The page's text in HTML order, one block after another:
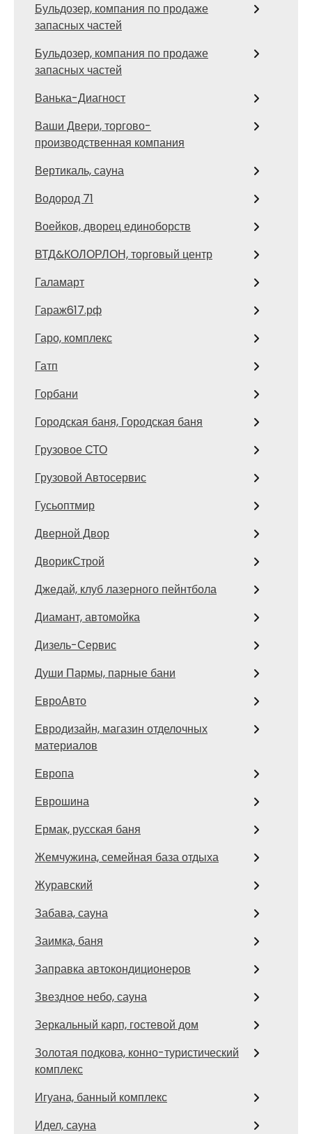
Бульдозер, компания по продаже
запасных частей
Бульдозер, компания по продаже
запасных частей
Ванька-Диагност
Ваши Двери, торгово-
производственная компания
Вертикаль, сауна
Водород 71
Воейков, дворец единоборств
ВТД&КОЛОРЛОН, торговый центр
Галамарт
Гараж617.рф
Гаро, комплекс
Гатп
Горбани
Городская баня, Городская баня
Грузовое СТО
Грузовой Автосервис
Гусьоптмир
Дверной Двор
ДворикСтрой
Джедай, клуб лазерного пейнтбола
Диамант, автомойка
Дизель-Сервис
Души Пармы, парные бани
ЕвроАвто
Евродизайн, магазин отделочных
материалов
Европа
Еврошина
Ермак, русская баня
Жемчужина, семейная база отдыха
Журавский
Забава, сауна
Заимка, баня
Заправка автокондиционеров
Звездное небо, сауна
Зеркальный карп, гостевой дом
Золотая подкова, конно-туристический
комплекс
Игуана, банный комплекс
Идел, сауна